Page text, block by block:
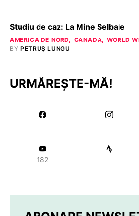
Studiu de caz: La Mine Selbaie
AMERICA DE NORD CANADA
WORLD
BY PETRUȘ LUNGU
URMĂREȘTE-MĂ!
182